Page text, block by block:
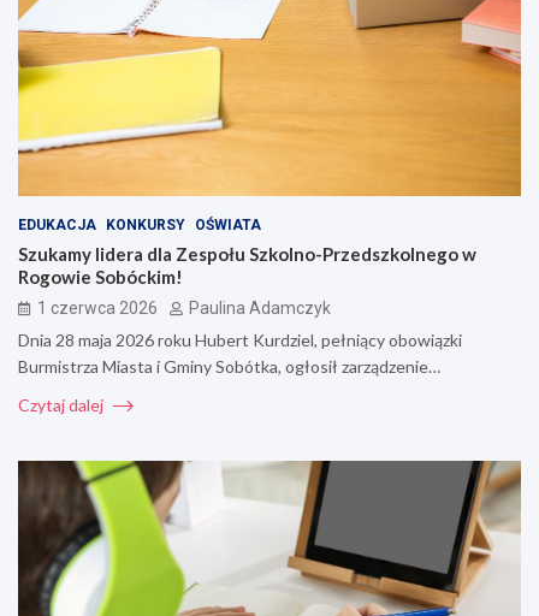
EDUKACJA KONKURSY OŚWIATA
Szukamy lidera dla Zespołu Szkolno-Przedszkolnego w
Rogowie Sobóckim!
1 czerwca 2026 Paulina Adamczyk
Dnia 28 maja 2026 roku Hubert Kurdziel, pełniący obowiązki
Burmistrza Miasta i Gminy Sobótka, ogłosił zarządzenie…
Czytaj dalej